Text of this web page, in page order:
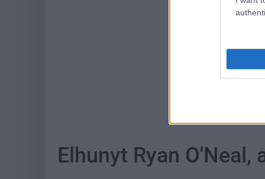
Elhunyt Ryan O'Neal,